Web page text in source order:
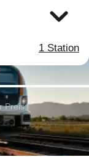
1 Station
Preis: